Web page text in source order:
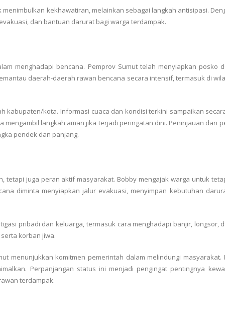
kekhawatiran, melainkan sebagai langkah antisipasi.
dan bantuan darurat bagi warga terdampak.
menghadapi bencana. Pemprov Sumut telah menyiapkan posko
daerah-daerah rawan bencana secara intensif, termasuk di
kabupaten/kota. Informasi cuaca dan kondisi terkini sampaikan
langkah aman jika terjadi peringatan dini. Peninjauan dan
pendek dan panjang.
juga peran aktif masyarakat. Bobby mengajak warga untuk
diminta menyiapkan jalur evakuasi, menyimpan kebutuhan
pribadi dan keluarga, termasuk cara menghadapi banjir, longsor,
korban jiwa.
menunjukkan komitmen pemerintah dalam melindungi
Perpanjangan status ini menjadi pengingat pentingnya
terdampak.